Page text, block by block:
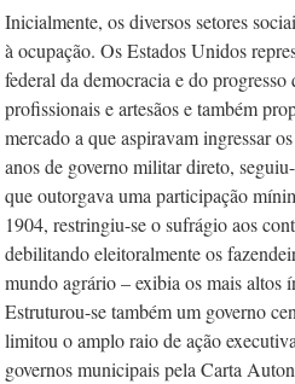
Inicialmente, os diversos setores
à ocupação. Os Estados Unidos
federal da democracia e do
profissionais e artesãos e também
mercado a que aspiravam ingressar
anos de governo militar direto,
que outorgava uma participação
1904, restringiu-se o sufrágio aos
debilitando eleitoralmente os
mundo agrário – exibia os mais altos
Estruturou-se também um governo
limitou o amplo raio de ação
governos municipais pela Carta